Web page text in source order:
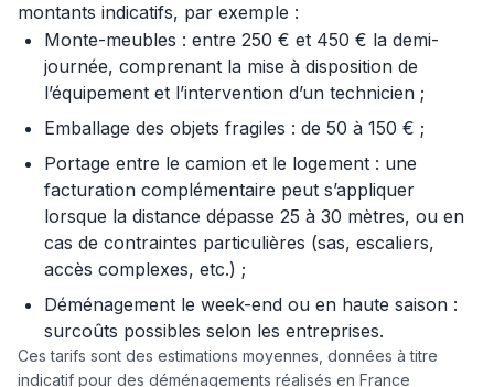
montants indicatifs, par exemple :
Monte-meubles : entre 250 € et 450 € la demi-
journée, comprenant la mise à disposition de
l’équipement et l’intervention d’un technicien ;
Emballage des objets fragiles : de 50 à 150 € ;
Portage entre le camion et le logement : une
facturation complémentaire peut s’appliquer
lorsque la distance dépasse 25 à 30 mètres, ou en
cas de contraintes particulières (sas, escaliers,
accès complexes, etc.) ;
Déménagement le week-end ou en haute saison :
surcoûts possibles selon les entreprises.
Ces tarifs sont des estimations moyennes, données à titre
indicatif pour des déménagements réalisés en France